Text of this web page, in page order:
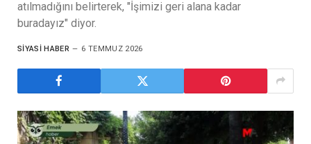
atılmadığını belirterek, "İşimizi geri alana kadar
buradayız" diyor.
SIYASI HABER 6 TEMMUZ 2026